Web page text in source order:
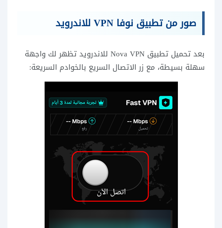
صور من تطبيق نوفا VPN للاندرويد
بعد تحميل تطبيق Nova VPN للاندرويد تظهر لك واجهة
سهلة بسيطة، مع زر الاتصال السريع بالخوادم السريعة: